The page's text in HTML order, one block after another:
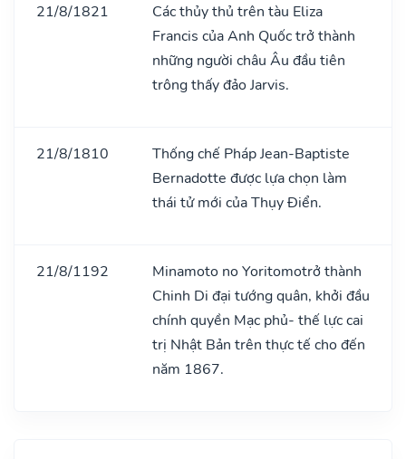
21/8/1821
Các thủy thủ trên tàu Eliza
Francis của Anh Quốc trở thành
những người châu Âu đầu tiên
trông thấy đảo Jarvis.
21/8/1810
Thống chế Pháp Jean-Baptiste
Bernadotte được lựa chọn làm
thái tử mới của Thụy Điển.
21/8/1192
Minamoto no Yoritomotrở thành
Chinh Di đại tướng quân, khởi đầu
chính quyền Mạc phủ- thế lực cai
trị Nhật Bản trên thực tế cho đến
năm 1867.